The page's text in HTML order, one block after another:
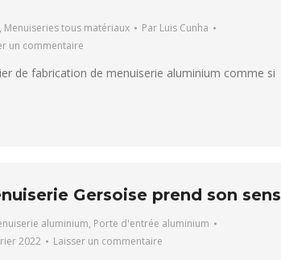
, Menuiseries tous matériaux Par Luis Cunha
un commentaire
de fabrication de menuiserie aluminium comme si
Gersoise prend son sens
aluminium, Porte d'entrée aluminium
2022 Laisser un commentaire